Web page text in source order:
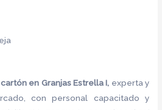
cartón en Granjas Estrella I, experta y
con personal capacitado y